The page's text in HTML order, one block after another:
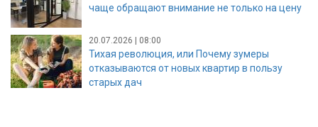
чаще обращают внимание не только на цену
20.07.2026 | 08:00
Тихая революция, или Почему зумеры
отказываются от новых квартир в пользу
старых дач